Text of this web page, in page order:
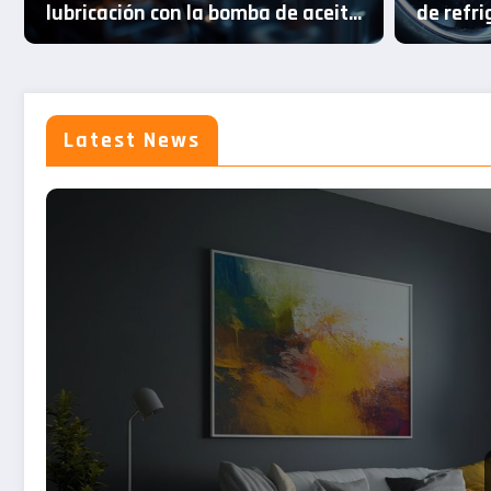
lubricación con la bomba de aceite
grupo Sofim
de
de mecánicos
Latest News